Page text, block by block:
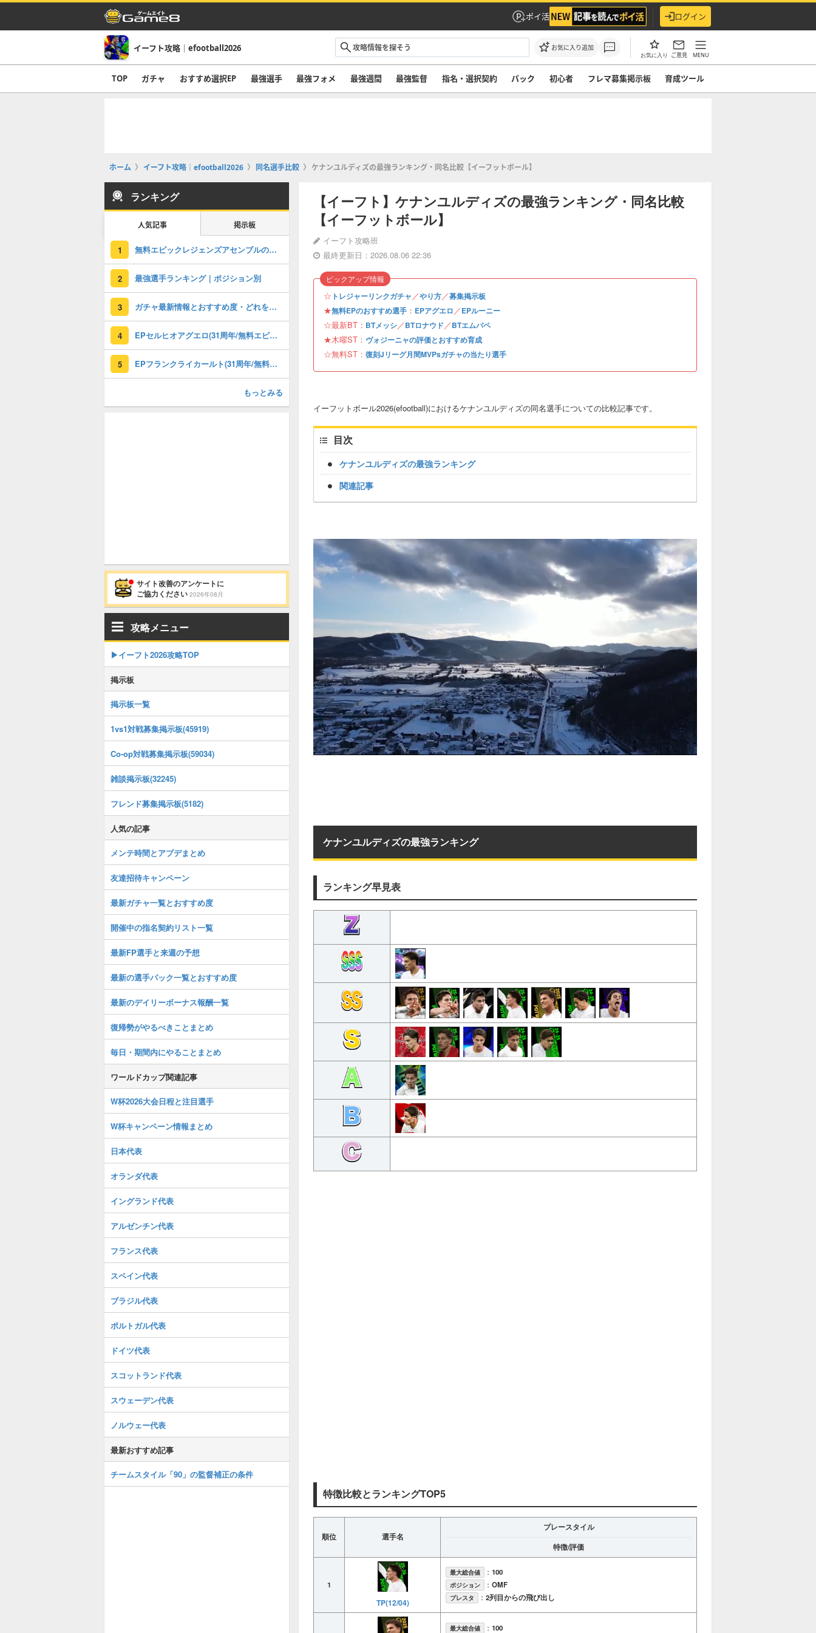
ポイ活 ログイン
イーフト攻略｜efootball2026 お気に入り追加
お気に入り ご意見 MENU
TOP ガチャ おすすめ選択EP 最強選手 最強フォメ 最強週間 最強監督 指名・選択契約 パック 初心者 フレマ募集掲示板 育成ツール
ホーム イーフト攻略｜efootball2026 同名選手比較 ケナンユルディズの最強ランキング・同名比較【イーフットボール】
【イーフト】ケナンユルディズの最強ランキング・同名比較
【イーフットボール】
イーフト攻略班
最終更新日：2026.08.06 22:36
☆ トレジャーリンクガチャ／やり方／募集掲示板
★無料EPのおすすめ選手 ： EPアグエロ／EPルーニー
☆最新BT： BTメッシ／BTロナウド／BTエムバペ
★木曜ST： ヴォジーニャの評価とおすすめ育成
☆無料ST： 復刻Jリーグ月間MVPsガチャの当たり選手
ピックアップ情報
イーフットボール2026(efootball)におけるケナンユルディズの同名選手についての比較記事です。
目次
ケナンユルディズの最強ランキング
関連記事
ケナンユルディズの最強ランキング
ランキング早見表
特徴比較とランキングTOP5
順位 選手名
プレースタイル
特徴/評価
1
TP(12/04)
最大総合値 ： 100
ポジション ： OMF
プレスタ ： 2列目からの飛び出し
最大総合値 ： 100
ランキング
人気記事 掲示板
1 無料エピックレジェンズアセンブルのおすすめ選択(当たり)選手ランキングと引き方
2 最強選手ランキング｜ポジション別
3 ガチャ最新情報とおすすめ度・どれを引くべき？
4 EPセルヒオアグエロ(31周年/無料エピック)の評価とおすすめ育成・スキル追加
5 EPフランクライカールト(31周年/無料エピック)の評価とおすすめ育成・スキル追加
もっとみる
サイト改善のアンケートに
ご協力ください 2026年08月
攻略メニュー
▶イーフト2026攻略TOP
掲示板
掲示板一覧
1vs1対戦募集掲示板(45919)
Co-op対戦募集掲示板(59034)
雑談掲示板(32245)
フレンド募集掲示板(5182)
人気の記事
メンテ時間とアプデまとめ
友達招待キャンペーン
最新ガチャ一覧とおすすめ度
開催中の指名契約リスト一覧
最新FP選手と来週の予想
最新の選手パック一覧とおすすめ度
最新のデイリーボーナス報酬一覧
復帰勢がやるべきことまとめ
毎日・期間内にやることまとめ
ワールドカップ関連記事
W杯2026大会日程と注目選手
W杯キャンペーン情報まとめ
日本代表
オランダ代表
イングランド代表
アルゼンチン代表
フランス代表
スペイン代表
ブラジル代表
ポルトガル代表
ドイツ代表
スコットランド代表
スウェーデン代表
ノルウェー代表
最新おすすめ記事
チームスタイル「90」の監督補正の条件